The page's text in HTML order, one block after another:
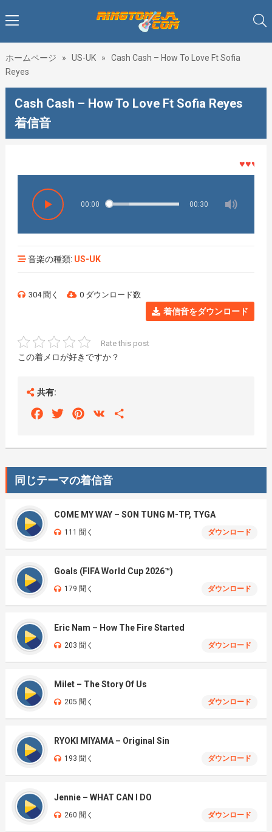
ホームページ » US-UK »
Cash Cash – How To Love Ft Sofia
Reyes
Cash Cash – How To Love Ft Sofia Reyes
着信音
♥♥♥着メ
00:00 00:30
音楽の種類: US-UK
304 聞く 0 ダウンロード数
着信音をダウンロード
Rate this post
この着メロが好きですか？
共有:
FacebookTwitterPinterest
VK
同じテーマの着信音
COME MY WAY – SON TUNG M-TP, TYGA
111 聞く ダウンロード
Goals (FIFA World Cup 2026™)
179 聞く ダウンロード
Eric Nam – How The Fire Started
203 聞く ダウンロード
Milet – The Story Of Us
205 聞く ダウンロード
RYOKI MIYAMA – Original Sin
193 聞く ダウンロード
Jennie – WHAT CAN I DO
260 聞く ダウンロード